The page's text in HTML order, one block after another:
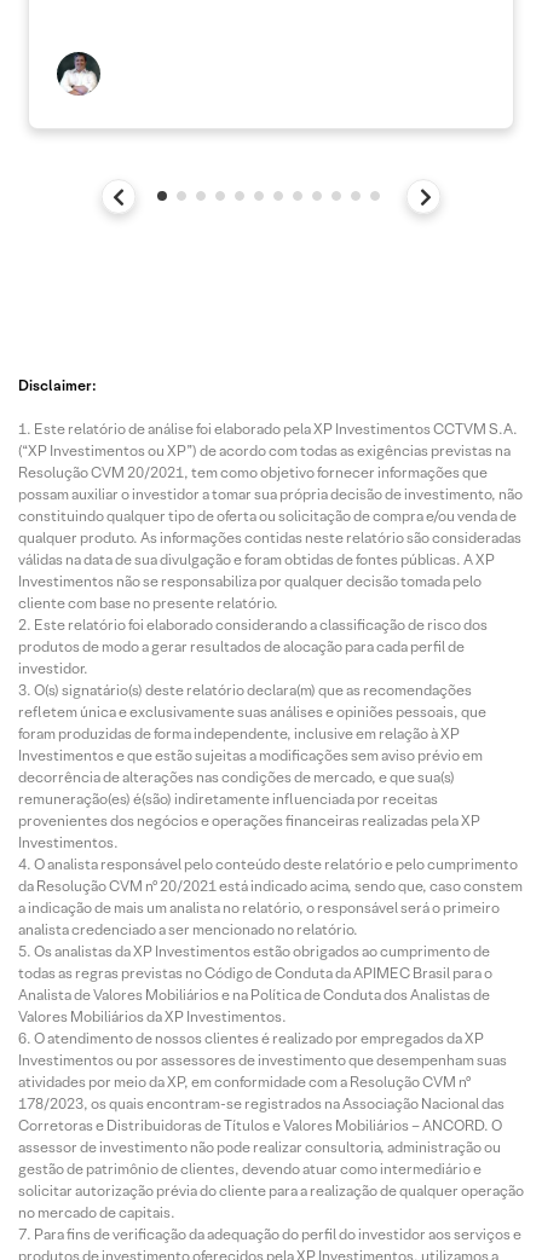
Disclaimer:
Este relatório de análise foi elaborado pela XP Investimentos CCTVM S.A.
(“XP Investimentos ou XP”) de acordo com todas as exigências previstas na
Resolução CVM 20/2021, tem como objetivo fornecer informações que
possam auxiliar o investidor a tomar sua própria decisão de investimento, não
constituindo qualquer tipo de oferta ou solicitação de compra e/ou venda de
qualquer produto. As informações contidas neste relatório são consideradas
válidas na data de sua divulgação e foram obtidas de fontes públicas. A XP
Investimentos não se responsabiliza por qualquer decisão tomada pelo
cliente com base no presente relatório.
Este relatório foi elaborado considerando a classificação de risco dos
produtos de modo a gerar resultados de alocação para cada perfil de
investidor.
O(s) signatário(s) deste relatório declara(m) que as recomendações
refletem única e exclusivamente suas análises e opiniões pessoais, que
foram produzidas de forma independente, inclusive em relação à XP
Investimentos e que estão sujeitas a modificações sem aviso prévio em
decorrência de alterações nas condições de mercado, e que sua(s)
remuneração(es) é(são) indiretamente influenciada por receitas
provenientes dos negócios e operações financeiras realizadas pela XP
Investimentos.
O analista responsável pelo conteúdo deste relatório e pelo cumprimento
da Resolução CVM nº 20/2021 está indicado acima, sendo que, caso constem
a indicação de mais um analista no relatório, o responsável será o primeiro
analista credenciado a ser mencionado no relatório.
Os analistas da XP Investimentos estão obrigados ao cumprimento de
todas as regras previstas no Código de Conduta da APIMEC Brasil para o
Analista de Valores Mobiliários e na Política de Conduta dos Analistas de
Valores Mobiliários da XP Investimentos.
O atendimento de nossos clientes é realizado por empregados da XP
Investimentos ou por assessores de investimento que desempenham suas
atividades por meio da XP, em conformidade com a Resolução CVM nº
178/2023, os quais encontram-se registrados na Associação Nacional das
Corretoras e Distribuidoras de Títulos e Valores Mobiliários – ANCORD. O
assessor de investimento não pode realizar consultoria, administração ou
gestão de patrimônio de clientes, devendo atuar como intermediário e
solicitar autorização prévia do cliente para a realização de qualquer operação
no mercado de capitais.
Para fins de verificação da adequação do perfil do investidor aos serviços e
produtos de investimento oferecidos pela XP Investimentos, utilizamos a